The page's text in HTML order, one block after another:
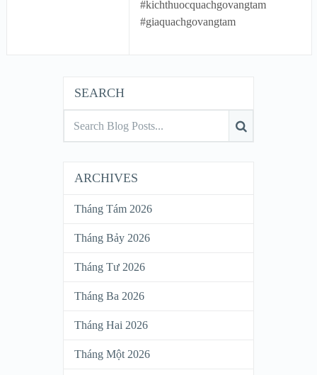
#kichthuocquachgovangtam
#giaquachgovangtam
SEARCH
ARCHIVES
Tháng Tám 2026
Tháng Bảy 2026
Tháng Tư 2026
Tháng Ba 2026
Tháng Hai 2026
Tháng Một 2026